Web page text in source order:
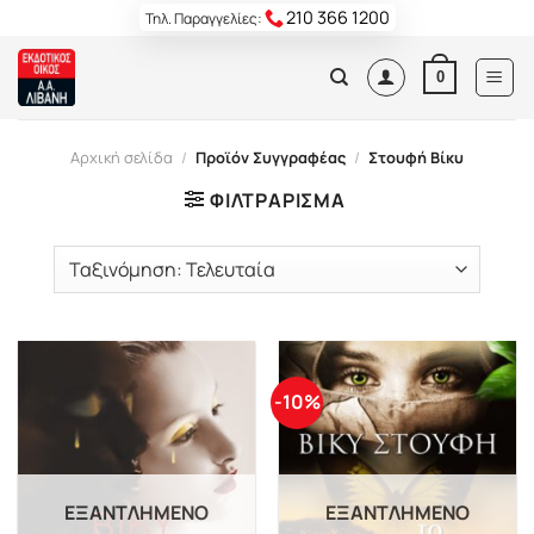
content
Τηλ. Παραγγελίες: 210 366 1200
0
Αρχική σελίδα / Προϊόν Συγγραφέας / Στουφή Βίκυ
ΦΙΛΤΡΆΡΙΣΜΑ
ΕΞΑΝΤΛΗΜΈΝΟ
-10%
ΕΞΑΝΤΛΗΜΈΝΟ